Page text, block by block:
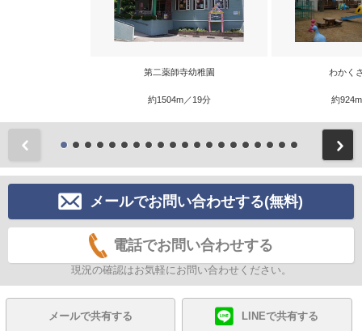
第二薬師寺幼稚園
約1504m／19分
わかく
約
メールでお問い合わせする(無料)
電話でお問い合わせする
現況の確認はお気軽にお問い合わせください。
メールで共有する LINEで共有する